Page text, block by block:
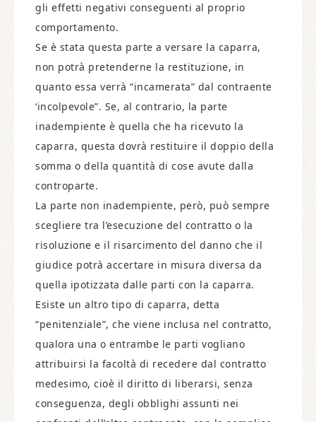
gli effetti negativi conseguenti al proprio
comportamento.
Se è stata questa parte a versare la caparra,
non potrà pretenderne la restituzione, in
quanto essa verrà “incamerata” dal contraente
‘incolpevole”. Se, al contrario, la parte
inadempiente è quella che ha ricevuto la
caparra, questa dovrà restituire il doppio della
somma o della quantità di cose avute dalla
controparte.
La parte non inadempiente, però, può sempre
scegliere tra l’esecuzione del contratto o la
risoluzione e il risarcimento del danno che il
giudice potrà accertare in misura diversa da
quella ipotizzata dalle parti con la caparra.
Esiste un altro tipo di caparra, detta
“penitenziale”, che viene inclusa nel contratto,
qualora una o entrambe le parti vogliano
attribuirsi la facoltà di recedere dal contratto
medesimo, cioè il diritto di liberarsi, senza
conseguenza, degli obblighi assunti nei